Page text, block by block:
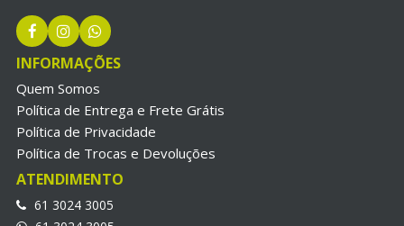
INFORMAÇÕES
Quem Somos
Política de Entrega e Frete Grátis
Política de Privacidade
Política de Trocas e Devoluções
ATENDIMENTO
61 3024 3005